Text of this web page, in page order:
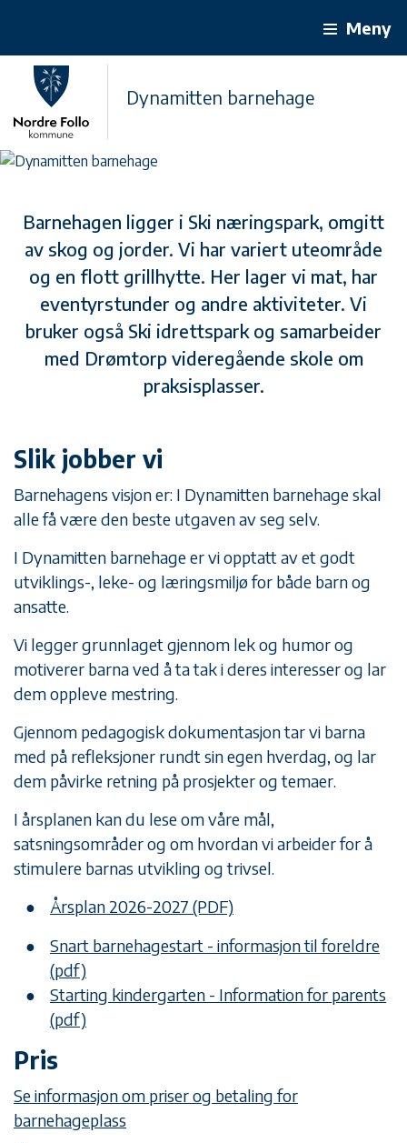
Meny
Dynamitten barnehage
Barnehagen ligger i Ski næringspark, omgitt
av skog og jorder. Vi har variert uteområde
og en flott grillhytte. Her lager vi mat, har
eventyrstunder og andre aktiviteter. Vi
bruker også Ski idrettspark og samarbeider
med Drømtorp videregående skole om
praksisplasser.
Slik jobber vi
Barnehagens visjon er: I Dynamitten barnehage skal
alle få være den beste utgaven av seg selv.
I Dynamitten barnehage er vi opptatt av et godt
utviklings-, leke- og læringsmiljø for både barn og
ansatte.
Vi legger grunnlaget gjennom lek og humor og
motiverer barna ved å ta tak i deres interesser og lar
dem oppleve mestring.
Gjennom pedagogisk dokumentasjon tar vi barna
med på refleksjoner rundt sin egen hverdag, og lar
dem påvirke retning på prosjekter og temaer.
I årsplanen kan du lese om våre mål,
satsningsområder og om hvordan vi arbeider for å
stimulere barnas utvikling og trivsel.
Årsplan 2026-2027 (PDF)
Snart barnehagestart - informasjon til foreldre
(pdf)
Starting kindergarten - Information for parents
(pdf)
Pris
Se informasjon om priser og betaling for
barnehageplass